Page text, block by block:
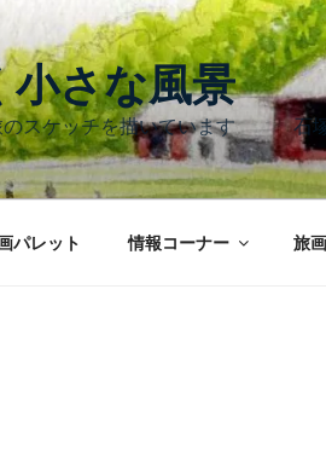
小さな風景
のスケッチを描いています 石
パレット 情報コーナー 旅